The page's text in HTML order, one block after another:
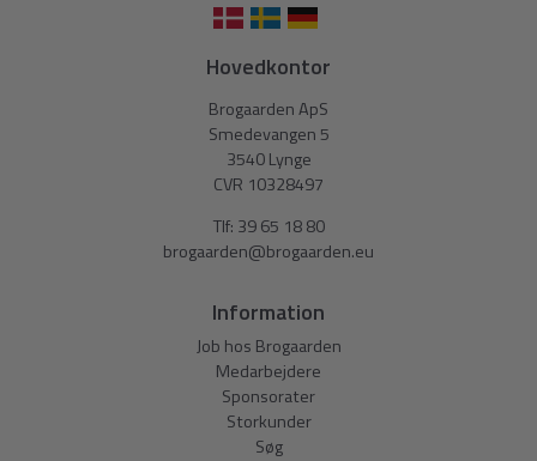
Hovedkontor
Brogaarden ApS
Smedevangen 5
3540 Lynge
CVR 10328497
Tlf: 39 65 18 80
brogaarden@brogaarden.eu
Information
Job hos Brogaarden
Medarbejdere
Sponsorater
Storkunder
Søg